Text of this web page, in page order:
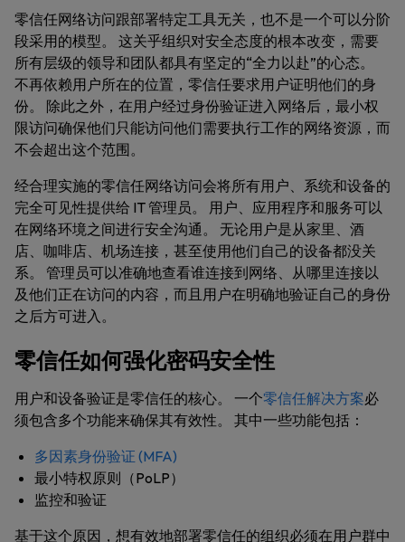
零信任网络访问跟部署特定工具无关，也不是一个可以分阶
段采用的模型。 这关乎组织对安全态度的根本改变，需要
所有层级的领导和团队都具有坚定的“全力以赴”的心态。
不再依赖用户所在的位置 ，零信任要求用户证明他们的身
份。 除此之外，在用户经过身份验证进入网络后，最小权
限访问确保他们只能访问他们需要执行工作的网络资源，而
不会超出这个范围。
经合理实施的零信任网络访问会将所有用户、系统和设备的
完全可见性提供给 IT 管理员。 用户、应用程序和服务可以
在网络环境之间进行安全沟通。 无论用户是从家里、酒
店、咖啡店、机场连接，甚至使用他们自己的设备都没关
系。 管理员可以准确地查看谁连接到网络、从哪里连接以
及他们正在访问的内容，而且用户在明确地验证自己的身份
之后方可进入。
零信任如何强化密码安全性
用户和设备验证是零信任的核心。 一个零信任解决方案必
须包含多个功能来确保其有效性。 其中一些功能包括：
多因素身份验证 (MFA)
最小特权原则（PoLP）
监控和验证
基于这个原因，想有效地部署零信任的组织必须在用户群中